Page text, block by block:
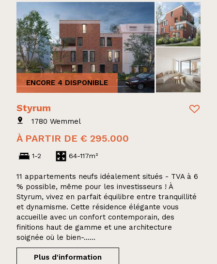
ENCORE 4 DISPONIBLE
Styrum
1780 Wemmel
À PARTIR DE € 295.000
1-2 64-117m²
11 appartements neufs idéalement situés - TVA à 6
% possible, même pour les investisseurs ! À
Styrum, vivez en parfait équilibre entre tranquillité
et dynamisme. Cette résidence élégante vous
accueille avec un confort contemporain, des
finitions haut de gamme et une architecture
soignée où le bien-......
Plus d'information